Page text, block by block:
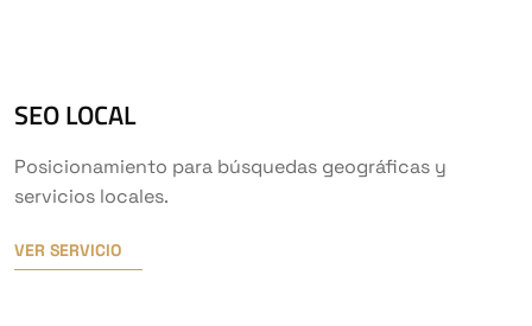
SEO LOCAL
Posicionamiento para búsquedas geográficas y
servicios locales.
VER SERVICIO